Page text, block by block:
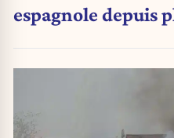
espagnole depuis